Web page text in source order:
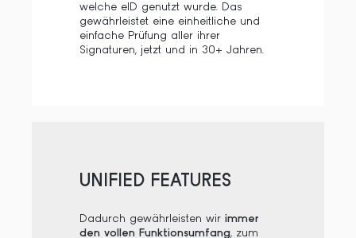
welche eID genutzt wurde. Das
gewährleistet eine einheitliche und
einfache Prüfung aller ihrer
Signaturen, jetzt und in 30+ Jahren.
UNIFIED FEATURES
Dadurch gewährleisten wir immer
den vollen Funktionsumfang, zum